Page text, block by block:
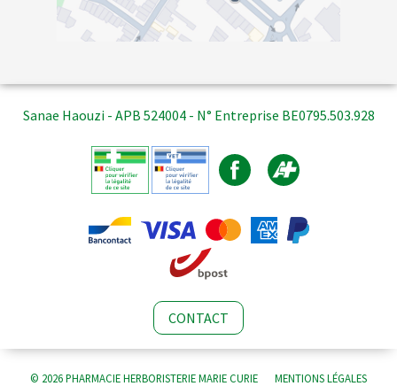
Sanae Haouzi - APB 524004 - N° Entreprise BE0795.503.928
CONTACT
© 2026 PHARMACIE HERBORISTERIE MARIE CURIE MENTIONS LÉGALES